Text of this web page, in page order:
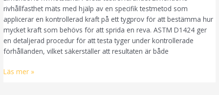
rivhållfasthet mäts med hjälp av en specifik testmetod som
applicerar en kontrollerad kraft på ett tygprov för att bestämma hur
mycket kraft som behövs för att sprida en reva. ASTM D1424 ger
en detaljerad procedur för att testa tyger under kontrollerade
förhållanden, vilket säkerställer att resultaten är både
Läs mer »